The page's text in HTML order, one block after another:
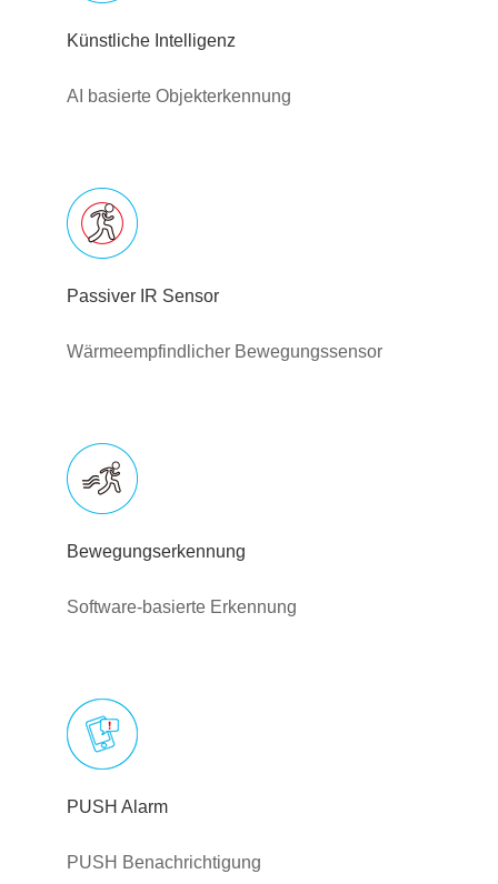
Künstliche Intelligenz
AI basierte Objekterkennung
Passiver IR Sensor
Wärmeempfindlicher Bewegungssensor
Bewegungserkennung
Software-basierte Erkennung
PUSH Alarm
PUSH Benachrichtigung